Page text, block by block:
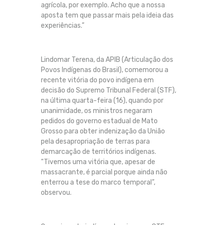
agrícola, por exemplo. Acho que a nossa
aposta tem que passar mais pela ideia das
experiências.”
Lindomar Terena, da APIB (Articulação dos
Povos Indígenas do Brasil), comemorou a
recente vitória do povo indígena em
decisão do Supremo Tribunal Federal (STF),
na última quarta-feira (16), quando por
unanimidade, os ministros negaram
pedidos do governo estadual de Mato
Grosso para obter indenização da União
pela desapropriação de terras para
demarcação de territórios indígenas.
“Tivemos uma vitória que, apesar de
massacrante, é parcial porque ainda não
enterrou a tese do marco temporal”,
observou.